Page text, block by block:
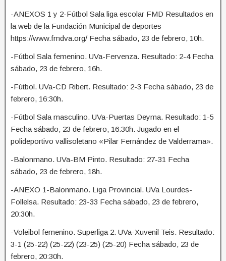
-ANEXOS 1 y 2-Fútbol Sala liga escolar FMD Resultados en
la web de la Fundación Municipal de deportes
https://www.fmdva.org/ Fecha sábado, 23 de febrero, 10h.
-Fútbol Sala femenino. UVa-Fervenza. Resultado: 2-4 Fecha
sábado, 23 de febrero, 16h.
-Fútbol. UVa-CD Ribert. Resultado: 2-3 Fecha sábado, 23 de
febrero, 16:30h.
-Fútbol Sala masculino. UVa-Puertas Deyma. Resultado: 1-5
Fecha sábado, 23 de febrero, 16:30h. Jugado en el
polideportivo vallisoletano «Pilar Fernández de Valderrama».
-Balonmano. UVa-BM Pinto. Resultado: 27-31 Fecha
sábado, 23 de febrero, 18h.
-ANEXO 1-Balonmano. Liga Provincial. UVa Lourdes-
Follelsa. Resultado: 23-33 Fecha sábado, 23 de febrero,
20:30h.
-Voleibol femenino. Superliga 2. UVa-Xuvenil Teis. Resultado:
3-1 (25-22) (25-22) (23-25) (25-20) Fecha sábado, 23 de
febrero, 20:30h.